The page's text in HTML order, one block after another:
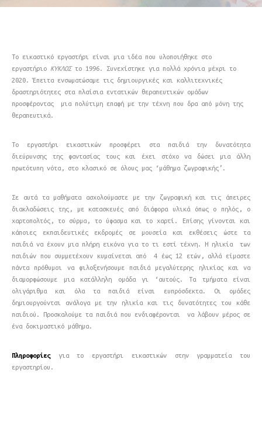
Το εικαστικό εργαστήρι είναι μια ιδέα που υλοποιήθηκε στο
εργαστήριο ΚΥΚΛΟΣτο 1996.
Συνεχίστηκε για πολλά χρόνια μέχρι το
2020. Έπειτα ενσωματώσαμε τις δημιουργικές και καλλιτεχνικές
δραστηριότητες στα πλαίσια εντατικών θεραπευτικών ομάδων
προσφέροντας μια πολύτιμη επαφή με την τέχνη που δρα από μόνη της
θεραπευτικά.
Το εργαστήρι εικαστικών προσφέρει στα παιδιά την δυνατότητα
διεύρυνσης της φαντασίας τους και έχει στόχο να δώσει μια άλλη
πρωτότυπη νότα, στο κλασικό σε όλους μας ‘μάθημα ζωγραφικής’.
Σε αυτά τα μαθήματα ασχολούμαστε με την ζωγραφική και τις άπειρες
διακλαδώσεις της, με κατασκευές από διάφορα υλικά όπως ο πηλός, ο
χαρτοπολτός, το σύρμα, το ύφασμα και το χαρτί. Επίσης γίνονται και
κάποιες εκπαιδευτικές εκδρομές σε μουσεία και εκθέσεις ώστε τα
παιδιά να έχουν μια πλήρη εικόνα για το τι εστί τέχνη. Η ηλικία των
παιδιών που συμμετέχουν κυμαίνεται από 4 έως 12 ετών, αλλά είμαστε
πάντα πρόθυμοι να φιλοξενήσουμε παιδιά μεγαλύτερης ηλικίας και να
διαμορφώσουμε μια κατάλληλη ομάδα γι ‘αυτούς. Τα τμήματα είναι
ολιγάριθμα και όλα τα παιδιά είναι ευπρόσδεκτα. Οι ομάδες
δημιουργούνται ανάλογα με την ηλικία και τις δυνατότητες του κάθε
παιδιού. Προσκαλούμε τα παιδιά που ενδιαφέρονται να λάβουν μέρος σε
ένα δοκιμαστικό μάθημα.
Πληροφορίεςγια το εργαστήρι εικαστικών στην γραμματεία του
εργαστηρίου.